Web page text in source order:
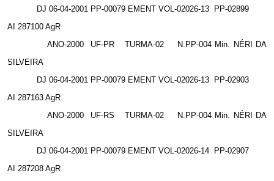
DJ 06-04-2001 PP-00079 EMENT VOL-02026-13
PP-02899
AI 287100 AgR
ANO-2000
UF-PR TURMA-02
N.PP-004 Min. NÉRI DA
SILVEIRA
DJ 06-04-2001 PP-00079 EMENT VOL-02026-13
PP-02903
AI 287163 AgR
ANO-2000
UF-RS TURMA-02
N.PP-004 Min. NÉRI DA
SILVEIRA
DJ 06-04-2001 PP-00079 EMENT VOL-02026-14
PP-02907
AI 287208 AgR